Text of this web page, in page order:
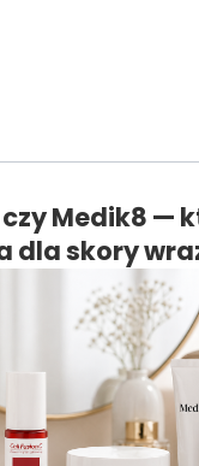
czy Medik8 —
dla skory